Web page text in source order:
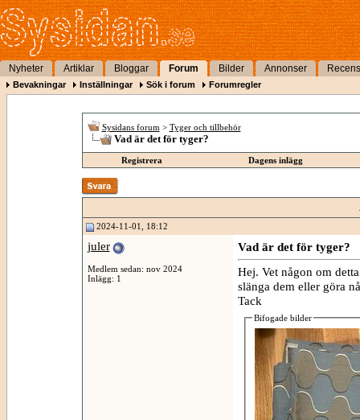
Nyheter Artiklar Bloggar Forum Bilder Annonser
Bevakningar Inställningar Sök i forum Forumregler
Sysidans forum > Tyger och tillbehör
Vad är det för tyger?
Registrera Dagens inlägg
2024-11-01, 18:12
juler
Medlem sedan: nov 2024
Inlägg: 1
Vad är det för tyger?
Hej. Vet någon om
slänga dem eller göra
Tack
Bifogade bilder